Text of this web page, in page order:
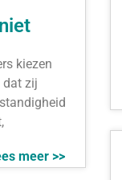
kiezen
dat zij
meer >>